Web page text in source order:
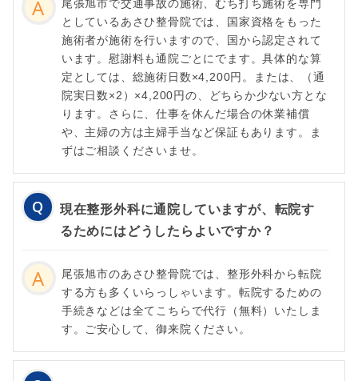
尾張旭市で交通事故の施術、むち打ち施術を専門
としているあさひ整骨院では、国家資格をもった
施術者が施術を行いますので、国から認定されて
います。慰謝料も通院ごとにでます。具体的な算
定としては、総施術日数×4,200円。または、（通
院実日数×2）×4,200円の、どちらか少ない方とな
ります。さらに、仕事を休んだ場合の休業補償
や、主婦の方は主婦手当など保証もあります。ま
ずはご相談くださいませ。
現在整形外科に通院していますが、転院す
るためにはどうしたらよいですか？
尾張旭市のあさひ整骨院では、整形外科から転院
する方も多くいらっしゃいます。転院するための
手続きなどは全てこちらで代行（無料）いたしま
す。ご安心して、御来院ください。